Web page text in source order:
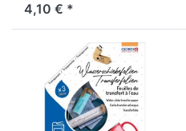
Laserdrucker & Kopierer
4,10 € *